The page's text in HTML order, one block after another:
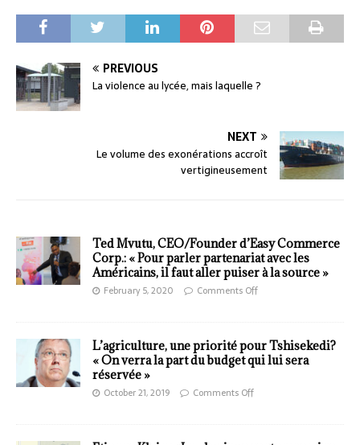
PREVIOUS
La violence au lycée, mais laquelle ?
NEXT
Le volume des exonérations accroît
vertigineusement
Ted Mvutu, CEO/Founder d’Easy Commerce
Corp.: « Pour parler partenariat avec les
Américains, il faut aller puiser à la source »
February 5, 2020 Comments Off
L’agriculture, une priorité pour Tshisekedi?
« On verra la part du budget qui lui sera
réservée »
October 21, 2019 Comments Off